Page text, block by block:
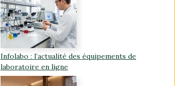
Infolabo : l’actualité des équipements de
laboratoire en ligne